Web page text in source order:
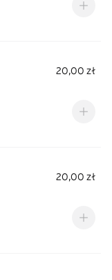
20,00 zł
20,00 zł